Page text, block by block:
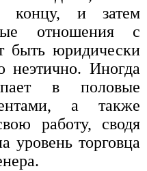
концу, и затем
отношения с
быть юридически
неэтично. Иногда
в половые
а также
работу, сводя
уровень торговца